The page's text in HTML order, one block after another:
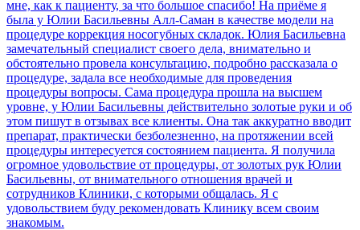
мне, как к пациенту, за что большое спасибо! На приёме я
была у Юлии Басильевны Алл-Саман в качестве модели на
процедуре коррекция носогубных складок. Юлия Басильевна
замечательный специалист своего дела, внимательно и
обстоятельно провела консультацию, подробно рассказала о
процедуре, задала все необходимые для проведения
процедуры вопросы. Сама процедура прошла на высшем
уровне, у Юлии Басильевны действительно золотые руки и об
этом пишут в отзывах все клиенты. Она так аккуратно вводит
препарат, практически безболезненно, на протяжении всей
процедуры интересуется состоянием пациента. Я получила
огромное удовольствие от процедуры, от золотых рук Юлии
Басильевны, от внимательного отношения врачей и
сотрудников Клиники, с которыми общалась. Я с
удовольствием буду рекомендовать Клинику всем своим
знакомым.